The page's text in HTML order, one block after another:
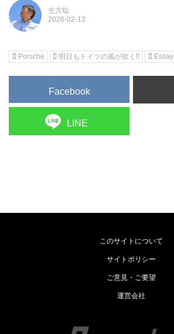
生方聡
Porsche 明日もドイツの風が吹く!! Essay
Facebook
LINE
このサイトについて
サイトポリシー
ご意見・ご要望
運営会社